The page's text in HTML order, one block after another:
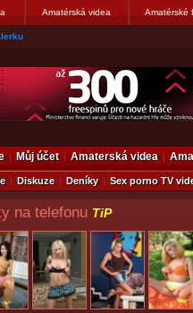
Amatérská videa Amatérské
Praha Bulharská 10, tel:775674237
Můj účet Amaterská videa
Diskuze Deníky Sex porno TV
na telefonu TiP